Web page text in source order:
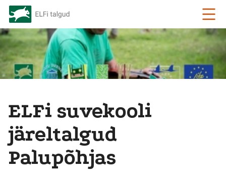
ELFi suvekooli
järeltalgud
Palupõhjas